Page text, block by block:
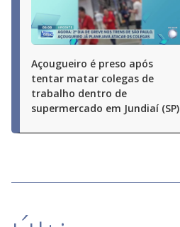
Açougueiro é preso após
tentar matar colegas de
trabalho dentro de
supermercado em Jundiaí (SP)